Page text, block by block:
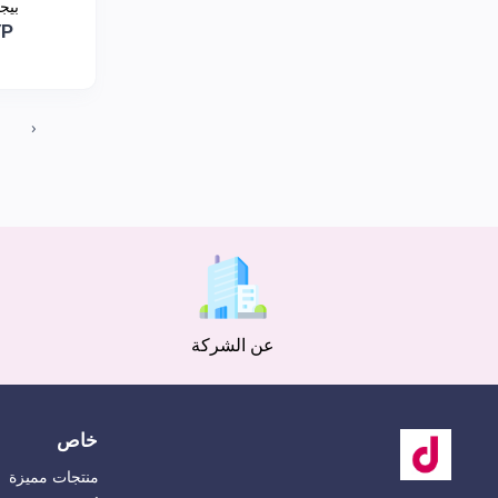
‹
عن الشركة
خاص
منتجات مميزة